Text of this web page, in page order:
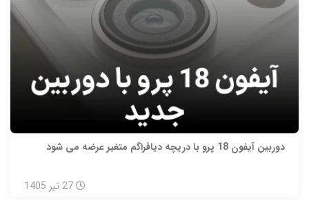
دوربین آیفون 18 پرو با دریچه دیافراگم متغیر عرضه می شود
27 تیر 1405